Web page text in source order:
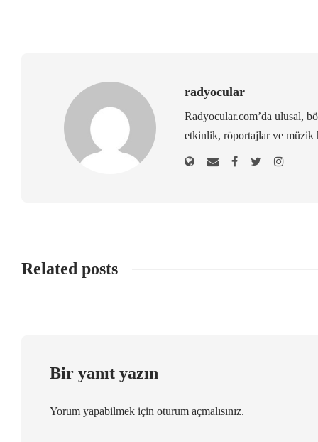
radyocular
Radyocular.com’da ulusal,
etkinlik, röportajlar ve müzik
Related posts
Bir yanıt yazın
Yorum yapabilmek için oturum açmalısınız.